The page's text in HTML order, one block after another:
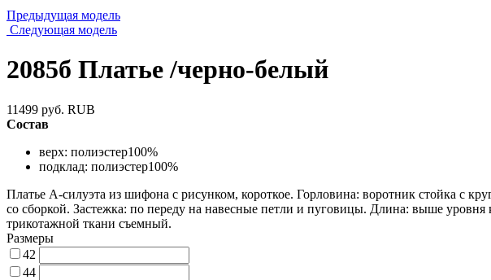
Предыдущая модель
Следующая модель
2085б Платье /черно-белый
11499 руб. RUB
Состав
верх: полиэстер100%
подклад: полиэстер100%
Платье А-силуэта из шифона с рисунком, короткое. Горловина: воротник стойка с
со сборкой. Застежка: по переду на навесные петли и пуговицы. Длина: выше
трикотажной ткани съемный.
Размеры
42
44